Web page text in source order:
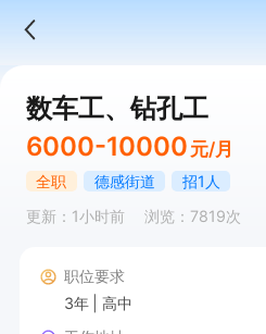
数车工、钻孔工
6000-10000 元/月
全职 德感街道
招1人
更新：1小时前
浏览：7819次
职位要求
3年
高中